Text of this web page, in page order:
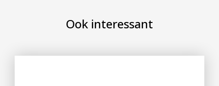
Ook interessant